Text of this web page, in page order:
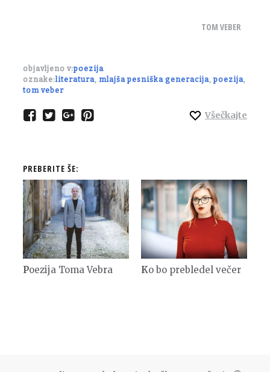
TOM VEBER
objavljeno v:poezija
oznake:literatura, mlajša pesniška generacija, poezija,
tom veber
Všečkajte
PREBERITE ŠE:
Poezija Toma Vebra Ko bo prebledel večer